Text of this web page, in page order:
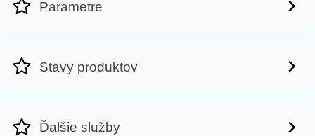
Parametre
Stavy produktov
Ďalšie služby